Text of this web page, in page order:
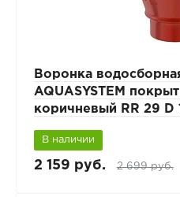
Воронка
AQUASYSTEM
коричневый RR 29
В наличии
2 159 руб. 2 699 руб.